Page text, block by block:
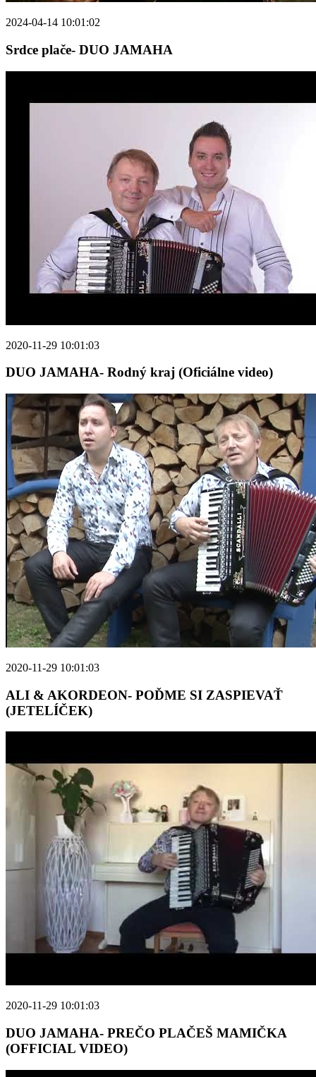
2024-04-14 10:01:02
Srdce plače- DUO JAMAHA
2020-11-29 10:01:03
DUO JAMAHA- Rodný kraj (Oficiálne video)
2020-11-29 10:01:03
ALI & AKORDEON- POĎME SI ZASPIEVAŤ
(JETELÍČEK)
2020-11-29 10:01:03
DUO JAMAHA- PREČO PLAČEŠ MAMIČKA
(OFFICIAL VIDEO)